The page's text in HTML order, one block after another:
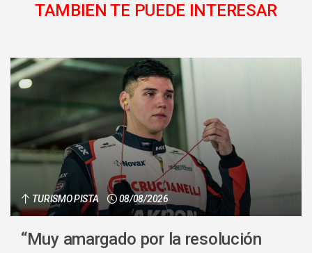
TAMBIEN TE PUEDE INTERESAR
TURISMO PISTA 08/08/2026
“Muy amargado por la resolución